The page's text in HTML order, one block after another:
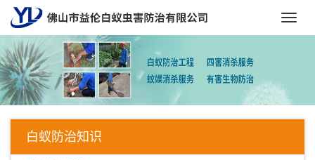
白蚁防治知识